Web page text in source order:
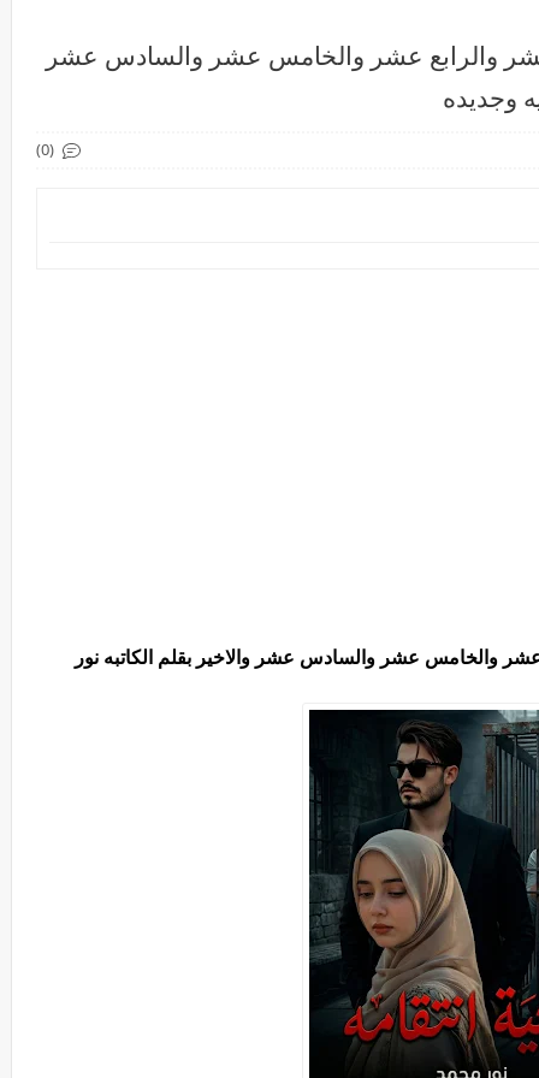
عشر والرابع عشر والخامس عشر والسادس عشر
وجديده
(0)
والخامس عشر والسادس عشر والاخير بقلم الكاتبه نور